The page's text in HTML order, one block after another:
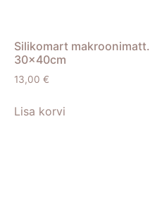
Silikomart makroonimatt.
30x40cm
13,00 €
Lisa korvi